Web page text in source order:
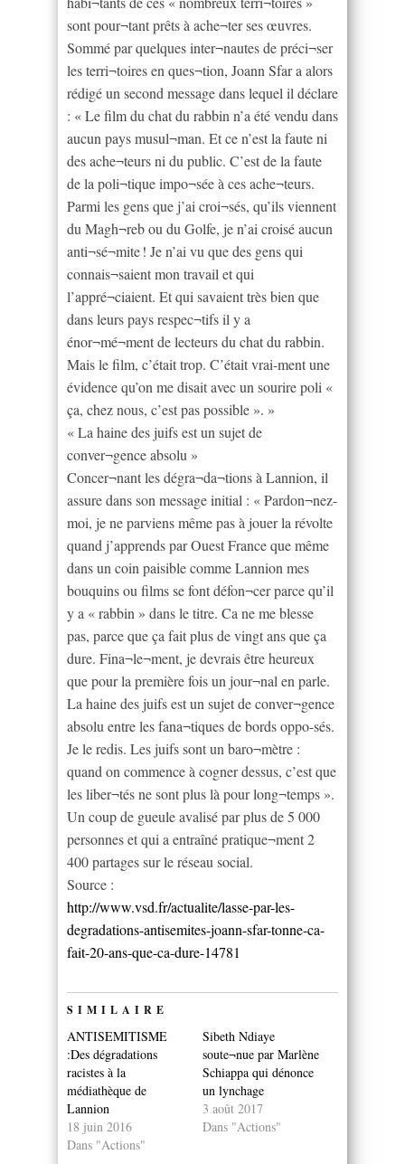
sont pour¬tant prêts à ache¬ter ses œuvres.
Sommé par quelques inter¬nautes de préci¬ser
les terri¬toires en ques¬tion, Joann Sfar a alors
rédigé un second message dans lequel il déclare
: « Le film du chat du rabbin n’a été vendu dans
aucun pays musul¬man. Et ce n’est la faute ni
des ache¬teurs ni du public. C’est de la faute
de la poli¬tique impo¬sée à ces ache¬teurs.
Parmi les gens que j’ai croi¬sés, qu’ils viennent
du Magh¬reb ou du Golfe, je n’ai croisé aucun
anti¬sé¬mite ! Je n’ai vu que des gens qui
connais¬saient mon travail et qui
l’appré¬ciaient. Et qui savaient très bien que
dans leurs pays respec¬tifs il y a
énor¬mé¬ment de lecteurs du chat du rabbin.
Mais le film, c’était trop. C’était vrai-ment une
évidence qu’on me disait avec un sourire poli «
ça, chez nous, c’est pas possible ». »
« La haine des juifs est un sujet de
conver¬gence absolu »
Concer¬nant les dégra¬da¬tions à Lannion, il
assure dans son message initial : « Pardon¬nez-
moi, je ne parviens même pas à jouer la révolte
quand j’apprends par Ouest France que même
dans un coin paisible comme Lannion mes
bouquins ou films se font défon¬cer parce qu’il
y a « rabbin » dans le titre. Ca ne me blesse
pas, parce que ça fait plus de vingt ans que ça
dure. Fina¬le¬ment, je devrais être heureux
que pour la première fois un jour¬nal en parle.
La haine des juifs est un sujet de conver¬gence
absolu entre les fana¬tiques de bords oppo-sés.
Je le redis. Les juifs sont un baro¬mètre :
quand on commence à cogner dessus, c’est que
les liber¬tés ne sont plus là pour long¬temps ».
Un coup de gueule avalisé par plus de 5 000
personnes et qui a entraîné pratique¬ment 2
400 partages sur le réseau social.
Source :
http://www.vsd.fr/actualite/lasse-par-les-
degradations-antisemites-joann-sfar-tonne-ca-
fait-20-ans-que-ca-dure-14781
SIMILAIRE
ANTISEMITISME
:Des dégradations
racistes à la
médiathèque de
Lannion
18 juin 2016
Dans "Actions"
Sibeth Ndiaye
soute¬nue par Marlène
Schiappa qui dénonce
un lynchage
3 août 2017
Dans "Actions"